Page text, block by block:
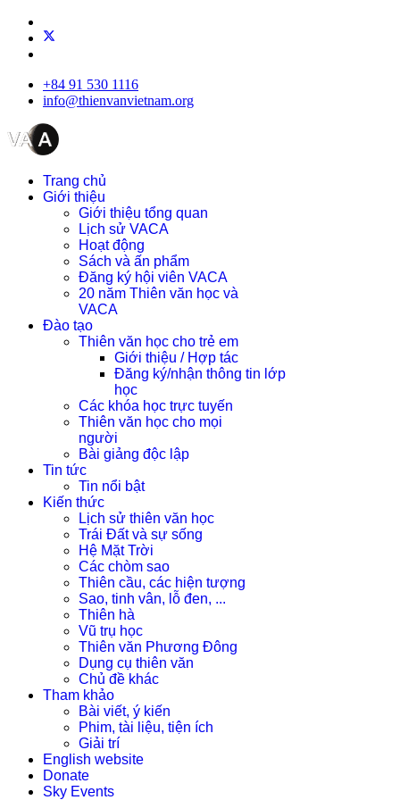
+84 91 530 1116
info@thienvanvietnam.org
Trang chủ
Giới thiệu
Giới thiệu tổng quan
Lịch sử VACA
Hoạt động
Sách và ấn phẩm
Đăng ký hội viên VACA
20 năm Thiên văn học và
VACA
Đào tạo
Thiên văn học cho trẻ em
Giới thiệu / Hợp tác
Đăng ký/nhận thông tin lớp
học
Các khóa học trực tuyến
Thiên văn học cho mọi
người
Bài giảng độc lập
Tin tức
Tin nổi bật
Kiến thức
Lịch sử thiên văn học
Trái Đất và sự sống
Hệ Mặt Trời
Các chòm sao
Thiên cầu, các hiện tượng
Sao, tinh vân, lỗ đen, ...
Thiên hà
Vũ trụ học
Thiên văn Phương Đông
Dụng cụ thiên văn
Chủ đề khác
Tham khảo
Bài viết, ý kiến
Phim, tài liệu, tiện ích
Giải trí
English website
Donate
Sky Events